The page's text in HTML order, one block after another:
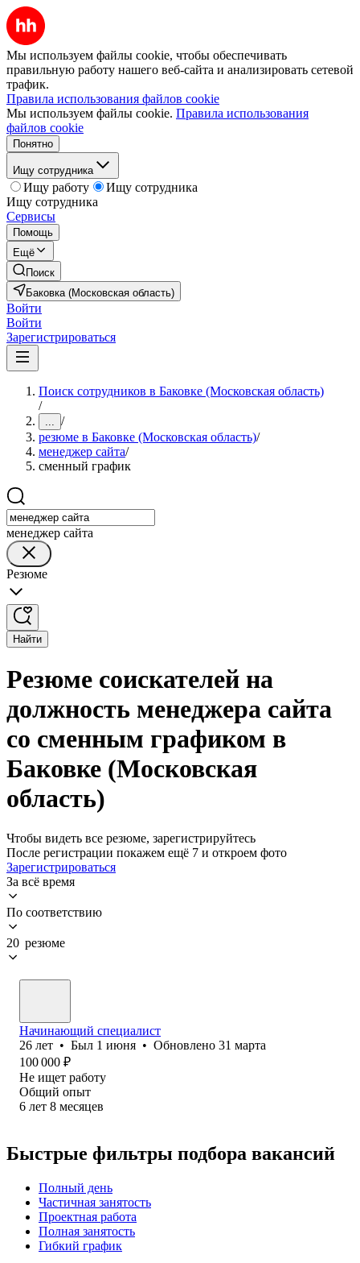
Мы используем файлы cookie, чтобы обеспечивать
правильную работу нашего веб-сайта и анализировать сетевой
трафик.
Правила использования файлов cookie
Мы используем файлы cookie. Правила использования
файлов cookie
Понятно
Ищу сотрудника
Ищу работу
Ищу сотрудника
Ищу сотрудника
Сервисы
Помощь
Ещё
Поиск
Баковка (Московская область)
Войти
Войти
Зарегистрироваться
Поиск сотрудников в Баковке (Московская область)
/
... /
резюме в Баковке (Московская область)/
менеджер сайта/
сменный график
менеджер сайта
Резюме
Найти
Резюме соискателей на
должность менеджера сайта
со сменным графиком в
Баковке (Московская
область)
Чтобы видеть все резюме, зарегистрируйтесь
После регистрации покажем ещё 7 и откроем фото
Зарегистрироваться
За всё время
По соответствию
20 резюме
Начинающий специалист
26 лет • Был 1 июня • Обновлено 31 марта
100 000 ₽
Не ищет работу
Общий опыт
6 лет 8 месяцев
Быстрые фильтры подбора вакансий
Полный день
Частичная занятость
Проектная работа
Полная занятость
Гибкий график